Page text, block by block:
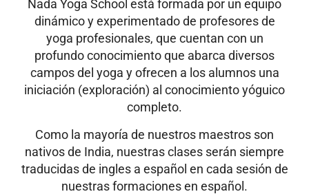
Nada Yoga School está formada por un equipo
dinámico y experimentado de profesores de
yoga profesionales, que cuentan con un
profundo conocimiento que abarca diversos
campos del yoga y ofrecen a los alumnos una
iniciación (exploración) al conocimiento yóguico
completo.
Como la mayoría de nuestros maestros son
nativos de India, nuestras clases serán siempre
traducidas de ingles a español en cada sesión de
nuestras formaciones en español.